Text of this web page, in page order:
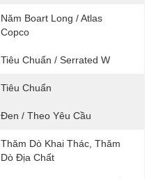
Năm Boart Long / Atlas
Copco
Tiêu Chuẩn / Serrated W
Tiêu Chuẩn
Đen / Theo Yêu Cầu
Thăm Dò Khai Thác, Thăm
Dò Địa Chất